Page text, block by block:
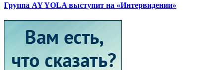
Группа AY YOLA выступит на «Интервидении»